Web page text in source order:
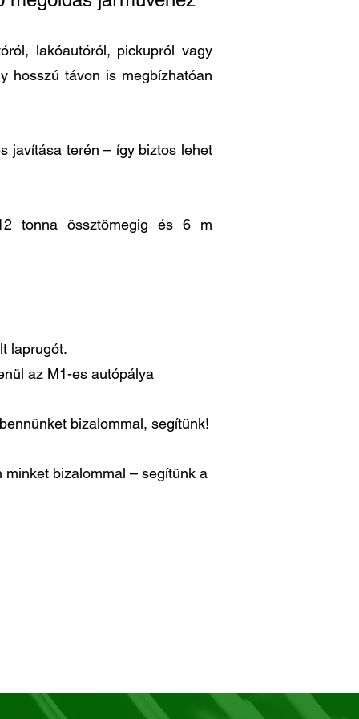
lakóautóról, pickupról vagy
hosszú távon is megbízhatóan
javítása terén – így biztos lehet
tonna össztömegig és 6 m
laprugót.
az M1-es autópálya
bizalommal, segítünk!
bizalommal – segítünk a